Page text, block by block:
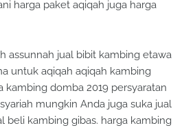
untuk aqiqah aqiqah kambing
domba 2019 persyaratan
mungkin Anda juga suka jual
beli kambing gibas. harga kambing
aqiqah jual kambing online harga